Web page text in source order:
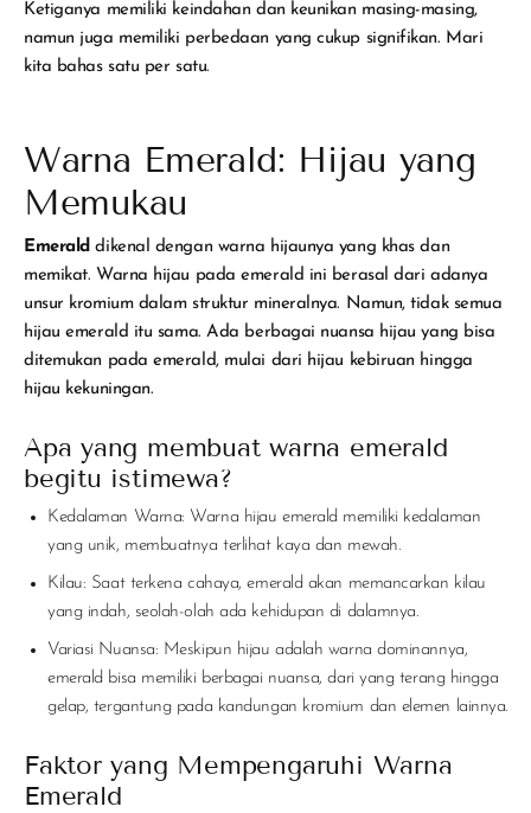
Ketiganya memiliki keindahan dan keunikan masing-masing,
namun juga memiliki perbedaan yang cukup signifikan. Mari
kita bahas satu per satu.
Warna Emerald: Hijau yang
Memukau
Emeralddikenal dengan warna hijaunya yang khas dan
memikat. Warna hijau pada emerald ini berasal dari adanya
unsur kromium dalam struktur mineralnya. Namun, tidak semua
hijau emerald itu sama. Ada berbagai nuansa hijau yang bisa
ditemukan pada emerald, mulai dari hijau kebiruan hingga
hijau kekuningan.
Apa yang membuat warna emerald
begitu istimewa?
Kedalaman Warna: Warna hijau emerald memiliki kedalaman
yang unik, membuatnya terlihat kaya dan mewah.
Kilau: Saat terkena cahaya, emerald akan memancarkan kilau
yang indah, seolah-olah ada kehidupan di dalamnya.
Variasi Nuansa: Meskipun hijau adalah warna dominannya,
emerald bisa memiliki berbagai nuansa, dari yang terang hingga
gelap, tergantung pada kandungan kromium dan elemen lainnya.
Faktor yang Mempengaruhi Warna
Emerald